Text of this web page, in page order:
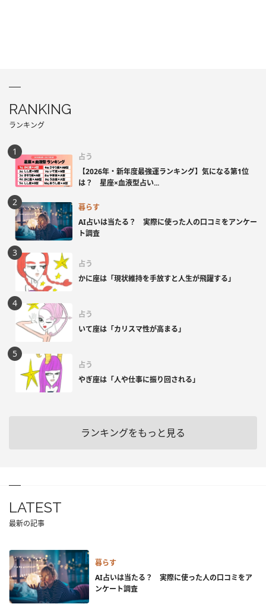
RANKING
ランキング
占う
【2026年・新年度最強運ランキング】気になる第1位
は？ 星座×血液型占い...
暮らす
AI占いは当たる？ 実際に使った人の口コミをアンケー
ト調査
占う
かに座は「現状維持を手放すと人生が飛躍する」
占う
いて座は「カリスマ性が高まる」
占う
やぎ座は「人や仕事に振り回される」
ランキングをもっと見る
LATEST
最新の記事
暮らす
AI占いは当たる？ 実際に使った人の口コミをア
ンケート調査